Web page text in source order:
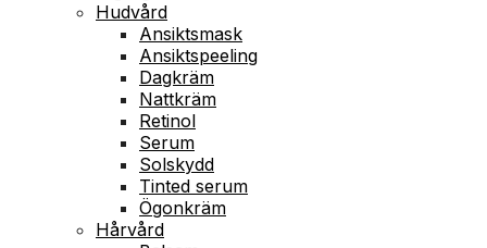
Hudvård
Ansiktsmask
Ansiktspeeling
Dagkräm
Nattkräm
Retinol
Serum
Solskydd
Tinted serum
Ögonkräm
Hårvård